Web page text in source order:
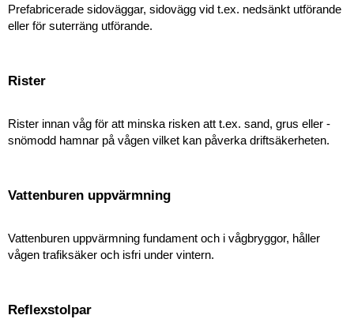
Prefabricerade sidoväggar, sidovägg vid t.ex. nedsänkt utförande
eller för suterräng utförande.
Rister
Rister innan våg för att minska risken att t.ex. sand, grus eller ­
snömodd hamnar på vågen vilket kan påverka driftsäkerheten.
Vattenburen uppvärmning
Vattenburen uppvärmning fundament och i vågbryggor, håller
vågen trafiksäker och isfri under vintern.
Reflexstolpar